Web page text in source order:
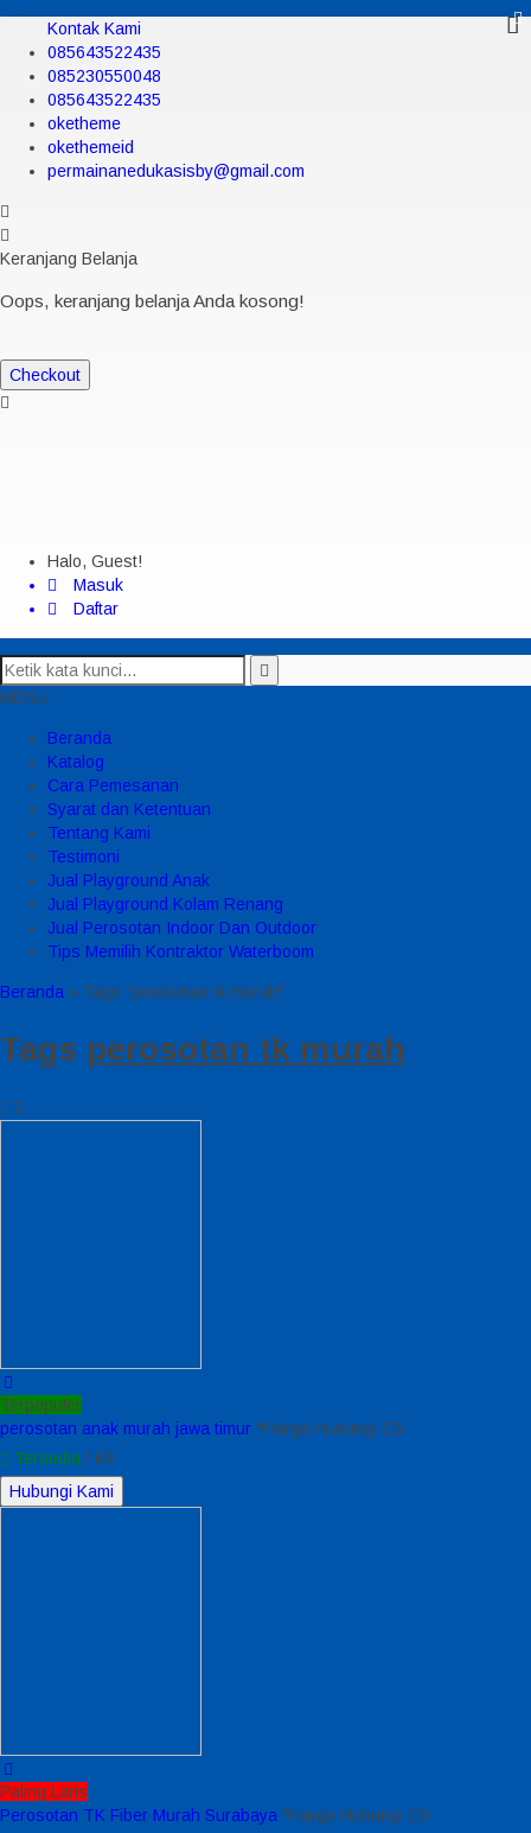
Kontak Kami
085643522435
085230550048
085643522435
oketheme
okethemeid
permainanedukasisby@gmail.com
Keranjang Belanja
Oops, keranjang belanja Anda kosong!
Checkout
Halo, Guest!
Masuk
Daftar
MENU
Beranda
Katalog
Cara Pemesanan
Syarat dan Ketentuan
Tentang Kami
Testimoni
Jual Playground Anak
Jual Playground Kolam Renang
Jual Perosotan Indoor Dan Outdoor
Tips Memilih Kontraktor Waterboom
Beranda » Tags "perosotan tk murah"
Tags perosotan tk murah
Terpopuler
perosotan anak murah jawa timur *Harga Hubungi CS
Tersedia / 63
Hubungi Kami
Paling Laris
Perosotan TK Fiber Murah Surabaya *Harga Hubungi CS